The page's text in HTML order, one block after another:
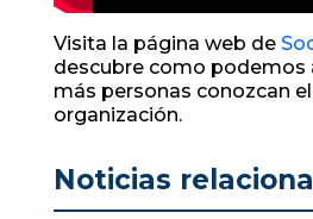
Visita la página web de
descubre como podemos
más personas conozcan
organización.
Noticias